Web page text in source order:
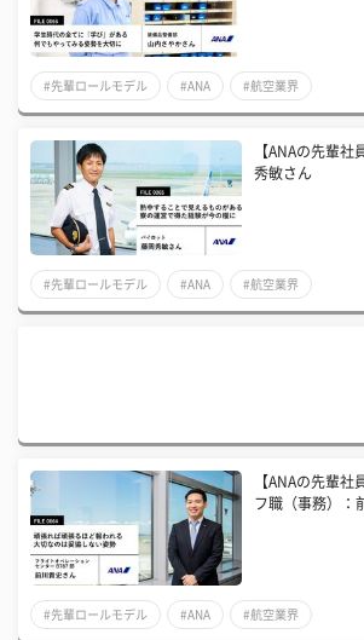
#先輩ロールモデル #ANA #航空業界
【ANAの先輩社
秀敏さん
#先輩ロールモデル #ANA #航空業界
【ANAの先輩社
フ職（事務）：
#先輩ロールモデル #ANA #航空業界